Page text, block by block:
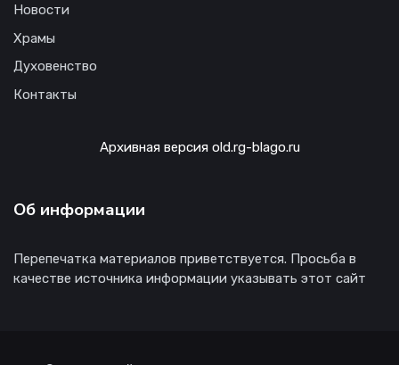
Новости
Храмы
Духовенство
Контакты
Архивная версия old.rg-blago.ru
Об информации
Перепечатка материалов приветствуется. Просьба в
качестве источника информации указывать этот сайт